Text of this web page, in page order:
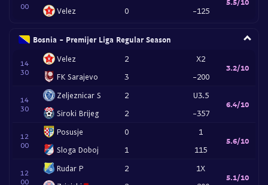
00
Velez 0 -125
Bosnia - Premijer Liga Regular Season
14
30
Velez
FK Sarajevo
2
3
X2
-200
3.2/10
14
30
Zeljeznicar S
Siroki Brijeg
2
2
U3.5
-357
6.4/10
12
00
Posusje
Sloga Doboj
0
1
1
115
5.6/10
12
00
Rudar P
2
1X
5.1/10